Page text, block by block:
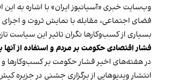
وب‌سایت خبری «آسیانیوز ایران» با اشاره به
فضای اجتماعی، مقابله با نمایش ثروت و
بسیاری از کسب‌وکارها نگران تاثیر این سیاست‌
فشار اقتصادی حکومت بر مردم و استفاده از
در هفته‌های اخیر فشار حکومت بر کسب‌وکارها
انتشار ویدیوهایی از برگزاری جشنی در جزیره